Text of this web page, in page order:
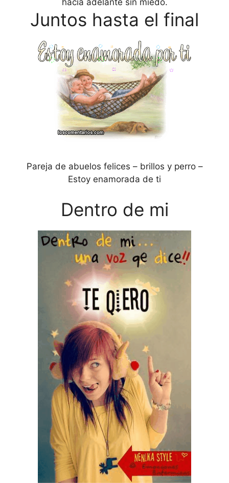
hacia adelante sin miedo.
Juntos hasta el final
Pareja de abuelos felices – brillos y perro –
Estoy enamorada de ti
Dentro de mi